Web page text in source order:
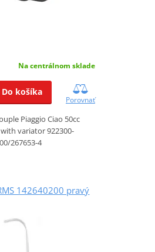
Na centrálnom sklade
Do košíka
Porovnať
Piaggio Ciao 50cc
variator 922300-
267653-4
142640200 pravý